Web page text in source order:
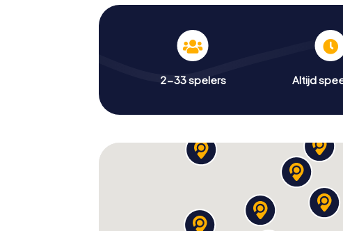
2-33 spelers Altijd